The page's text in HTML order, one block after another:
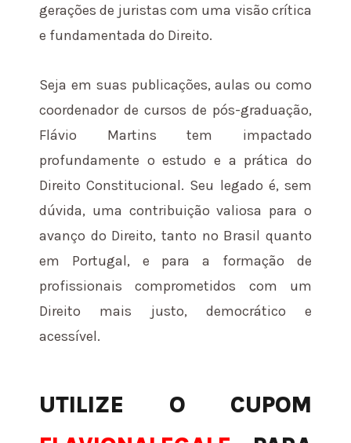
gerações de juristas com uma visão crítica
e fundamentada do Direito.
Seja em suas publicações, aulas ou como
coordenador de cursos de pós-graduação,
Flávio Martins tem impactado
profundamente o estudo e a prática do
Direito Constitucional. Seu legado é, sem
dúvida, uma contribuição valiosa para o
avanço do Direito, tanto no Brasil quanto
em Portugal, e para a formação de
profissionais comprometidos com um
Direito mais justo, democrático e
acessível.
UTILIZE O CUPOM